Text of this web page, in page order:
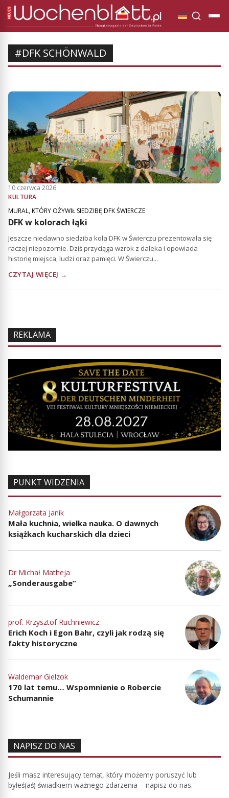
#DFK SCHÖNWALD
10 czerwca 2026
KULTURA
MURAL, KTÓRY OŻYWIŁ SIEDZIBĘ DFK ŚWIERCZE
DFK w kolorach łąki
Jeszcze niedawno siedziba koła DFK w Świerczu prezentowała się
raczej niepozornie. Dziś przyciąga wzrok z daleka i opowiada
historię miejsca, ludzi oraz pamięci. W Świerczu...
CZYTAJ WIĘCEJ →
REKLAMA
PUNKT WIDZENIA
Małgorzata Janik
Mała kuchnia, wielka nauka. O dawnych
książkach kucharskich dla dzieci
Dr Michał Matheja
„Sonderausgabe”
prof. Krzysztof Ruchniewicz
Erich Koch i Egon Bahr, czyli jak rodzą się
fakty historyczne
Waldemar Gielzok
170 lat temu… Wspomnienie o Robercie
Schumannie
NAPISZ DO NAS
Jeśli masz interesujący temat, który możemy poruszyć lub
byłeś(aś) świadkiem ważnego zdarzenia – napisz do nas.